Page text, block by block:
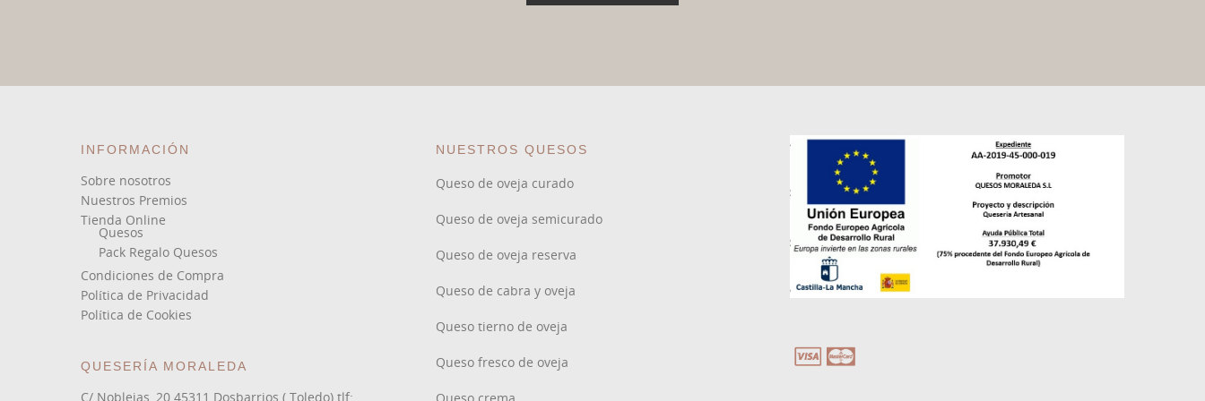
INFORMACIÓN
Sobre nosotros
Nuestros Premios
Tienda Online
Quesos
Pack Regalo Quesos
Condiciones de Compra
Política de Privacidad
Política de Cookies
QUESERÍA MORALEDA
C/ Noblejas, 20 45311 Dosbarrios ( Toledo) tlf:
NUESTROS QUESOS
Queso de oveja curado
Queso de oveja semicurado
Queso de oveja reserva
Queso de cabra y oveja
Queso tierno de oveja
Queso fresco de oveja